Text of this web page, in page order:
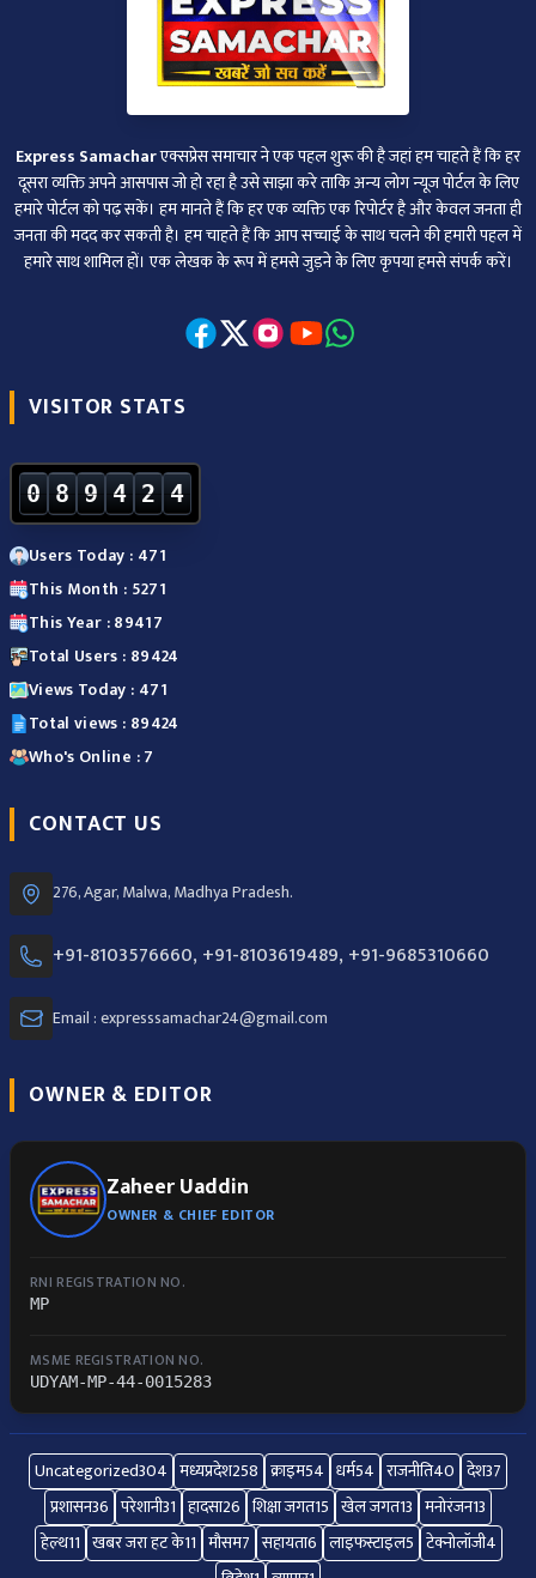
Express Samacharएक्सप्रेस समाचार ने एक पहल शुरू की है जहां हम चाहते हैं कि हर
दूसरा व्‍यक्ति अपने आसपास जो हो रहा है उसे साझा करे ताकि अन्‍य लोग न्‍यूज पोर्टल के लिए
हमारे पोर्टल को पढ़ सकें। हम मानते हैं कि हर एक व्यक्ति एक रिपोर्टर है और केवल जनता ही
जनता की मदद कर सकती है। हम चाहते हैं कि आप सच्चाई के साथ चलने की हमारी पहल में
हमारे साथ शामिल हों। एक लेखक के रूप में हमसे जुड़ने के लिए कृपया हमसे संपर्क करें।
VISITOR STATS
0 8 9 4 2 4
Users Today : 471
This Month : 5271
This Year : 89417
Total Users : 89424
Views Today : 471
Total views : 89424
Who's Online : 7
CONTACT US
276, Agar, Malwa, Madhya Pradesh.
+91-8103576660, +91-8103619489, +91-9685310660
Email : expresssamachar24@gmail.com
OWNER & EDITOR
Zaheer Uaddin
OWNER & CHIEF EDITOR
RNI REGISTRATION NO.
MP
MSME REGISTRATION NO.
UDYAM-MP-44-0015283
Uncategorized304 मध्यप्रदेश258 क्राइम54 धर्म54 राजनीति40 देश37
प्रशासन36 परेशानी31 हादसा26 शिक्षा जगत15 खेल जगत13 मनोरंजन13
हेल्थ11 खबर जरा हट के11 मौसम7 सहायता6 लाइफस्टाइल5 टेक्नोलॉजी4